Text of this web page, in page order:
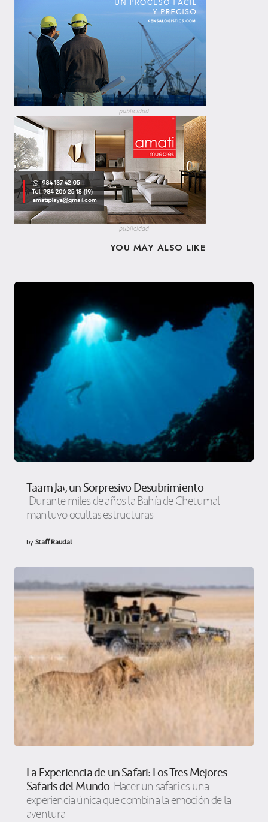
publicidad
publicidad
YOU MAY ALSO LIKE
Taam Ja’, un Sorpresivo Desubrimiento
Durante miles de años la Bahía de Chetumal
mantuvo ocultas estructuras
byStaff Raudal
La Experiencia de un Safari: Los Tres Mejores
Safaris del Mundo Hacer un safari es una
experiencia única que combina la emoción de la
aventura